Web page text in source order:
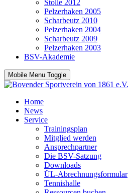
Stolle 2012
Pelzerhaken 2005
Scharbeutz 2010
Pelzerhaken 2004
Scharbeutz 2009
Pelzerhaken 2003
BSV-Akademie
Mobile Menu Toggle
Home
News
Service
Trainingsplan
Mitglied werden
Ansprechpartner
Die BSV-Satzung
Downloads
ÜL-Abrechnungsformular
Tennishalle